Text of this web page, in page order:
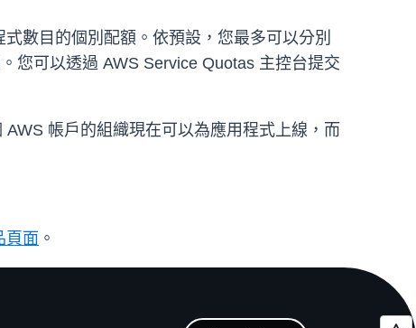
數目的個別配額。依預設，您最多可以分別
您可以透過 AWS Service Quotas 主控台提交
帳戶的組織現在可以為應用程式上線，而
頁面 。